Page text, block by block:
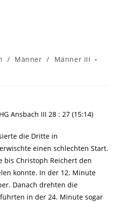
/ Männer /
Männer III
Ansbach III 28 : 27 (15:14)
die Dritte in
einen schlechten Start.
bis Christoph Reichert den
konnte. In der 12. Minute
Danach drehten die
in der 24. Minute sogar